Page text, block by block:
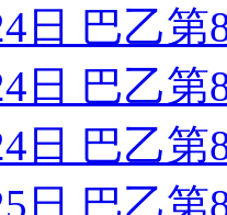
日 巴乙
日 巴乙
日 巴乙
日 巴乙